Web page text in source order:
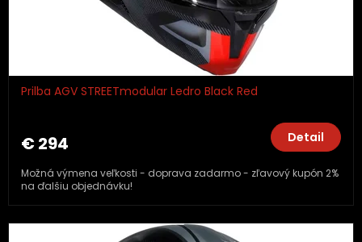
Prilba AGV STREETmodular Ledro Black Red
€ 294 Detail
Možná výmena veľkosti - doprava zadarmo - zľavový kupón 2%
na ďalšiu objednávku!